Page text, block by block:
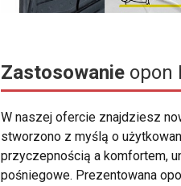
Zastosowanie opon
W naszej ofercie znajdziesz
stworzono z myślą o
przyczepnością a komfortem,
pośniegowe. Prezentowana